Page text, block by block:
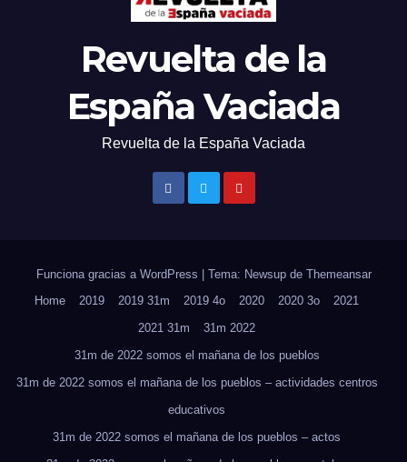
Revuelta de la
España Vaciada
Revuelta de la España Vaciada
Funciona gracias a WordPress | Tema: Newsup de Themeansar
Home
2019 2019 31m 2019 4o 2020 2020 3o
2021
2021 31m
31m 2022
31m de 2022 somos el mañana de los pueblos
31m de 2022 somos el mañana de los pueblos – actividades centros
educativos
31m de 2022 somos el mañana de los pueblos – actos